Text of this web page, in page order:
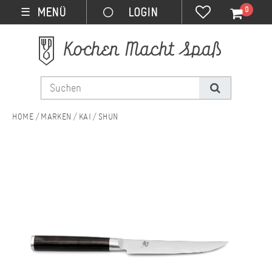
☰ MENÜ 0
MARKEN KAI SHUN